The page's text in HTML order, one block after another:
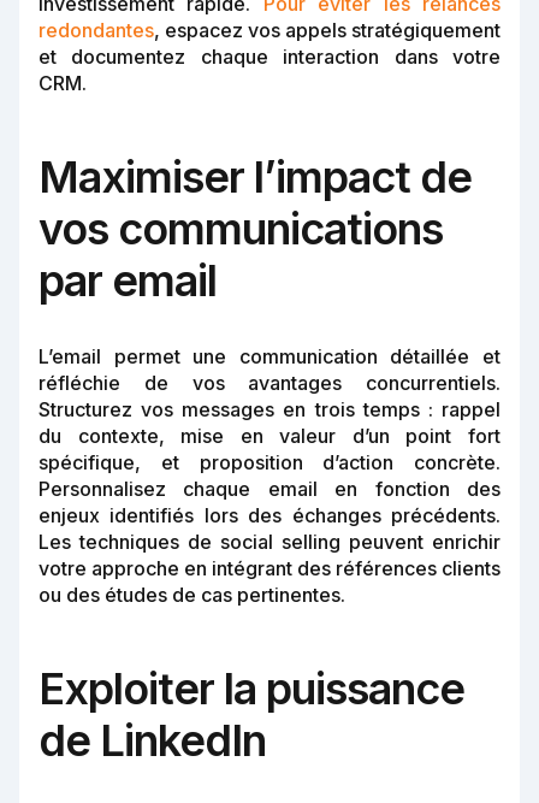
redondantes, espacez vos appels stratégiquement
et documentez chaque interaction dans votre
CRM.
Maximiser l’impact de
vos communications
par email
L’email permet une communication détaillée et
réfléchie de vos avantages concurrentiels.
Structurez vos messages en trois temps : rappel
du contexte, mise en valeur d’un point fort
spécifique, et proposition d’action concrète.
Personnalisez chaque email en fonction des
enjeux identifiés lors des échanges précédents.
Les techniques de social selling peuvent enrichir
votre approche en intégrant des références clients
ou des études de cas pertinentes.
Exploiter la puissance
de LinkedIn